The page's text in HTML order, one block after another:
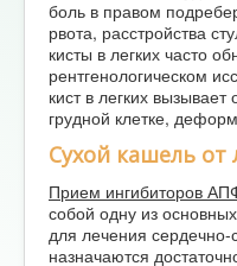
боль в правом
рвота, расстройства
кисты в легких часто
рентгенологическом
кист в легких
грудной клетке,
Сухой кашель от
Прием ингибиторов
собой одну из
для лечения сердечно-
назначаются